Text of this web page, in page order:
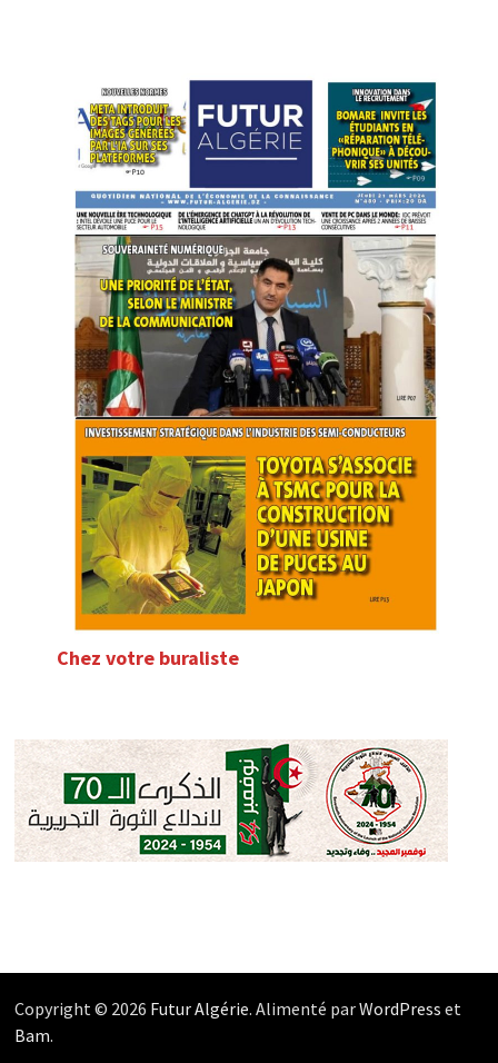
Chez votre buraliste
Copyright © 2026 Futur Algérie. Alimenté parWordPress et
Bam.